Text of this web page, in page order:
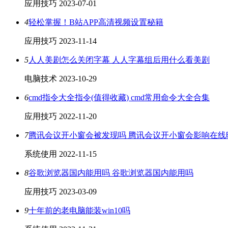
应用技巧 2023-07-01
4轻松掌握！B站APP高清视频设置秘籍
应用技巧 2023-11-14
5人人美剧怎么关闭字幕 人人字幕组后用什么看美剧
电脑技术 2023-10-29
6cmd指令大全指令(值得收藏) cmd常用命令大全合集
应用技巧 2022-11-20
7腾讯会议开小窗会被发现吗 腾讯会议开小窗会影响在线
系统使用 2022-11-15
8谷歌浏览器国内能用吗 谷歌浏览器国内能用吗
应用技巧 2023-03-09
9十年前的老电脑能装win10吗